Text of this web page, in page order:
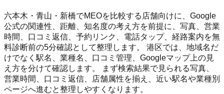
六本木・青山・新橋でMEOを比較する店舗向けに、Google
公式の関連性、距離、知名度の考え方を前提に、写真、営業
時間、口コミ返信、予約リンク、電話タップ、経路案内を無
料診断前の5分確認として整理します。 港区では、地域名だ
けでなく駅名、業種名、口コミ管理、Googleマップ上の見
え方を分けて確認します。 まず検索結果で見られる写真、
営業時間、口コミ返信、店舗属性を揃え、近い駅名や業種別
ページへ進むと整理しやすくなります。